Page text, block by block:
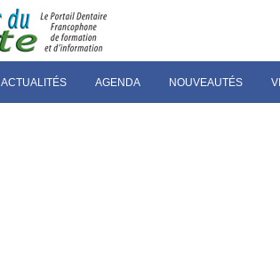
ACTUALITÉS AGENDA NOUVEAUTÉS